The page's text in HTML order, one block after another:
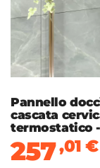
Pannello
cascata
termostatico
257,01 €